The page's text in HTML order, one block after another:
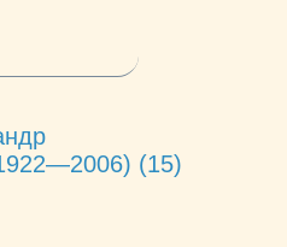
(15)